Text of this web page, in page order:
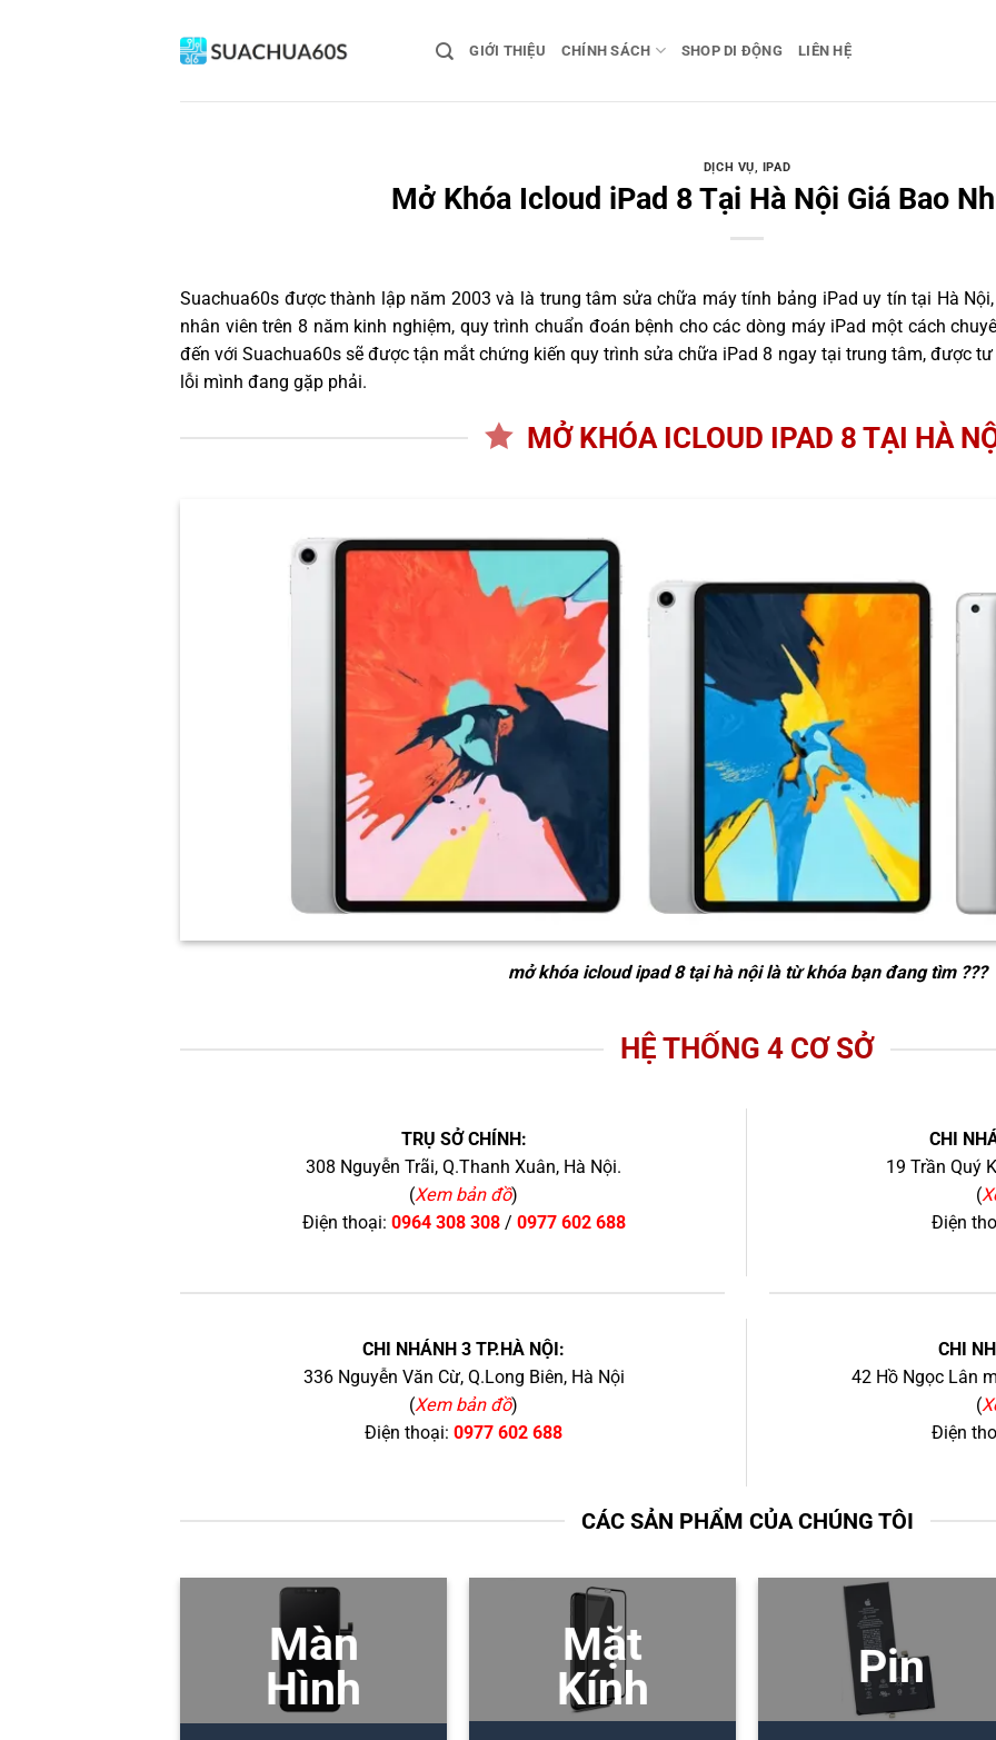
GIỚI THIỆU CHÍNH SÁCH SHOP DI ĐỘNG LIÊN HỆ
DỊCH VỤ, IPAD
Mở Khóa Icloud iPad 8 Tại Hà Nội Giá Bao
Suachua60s được thành lập năm 2003 và là trung tâm sửa chữa máy tính bảng iPad uy tín tại Hà
nhân viên trên 8 năm kinh nghiệm, quy trình chuẩn đoán bệnh cho các dòng máy iPad một cách
đến với Suachua60s sẽ được tận mắt chứng kiến quy trình sửa chữa iPad 8 ngay tại trung tâm, được
lỗi mình đang gặp phải.
MỞ KHÓA ICLOUD IPAD 8 TẠI HÀ
mở khóa icloud ipad 8 tại hà nộilà từ khóa bạn đang tìm ???
HỆ THỐNG 4 CƠ SỞ
TRỤ SỞ CHÍNH:
308 Nguyễn Trãi, Q.Thanh Xuân, Hà Nội.
(Xem bản đồ)
Điện thoại: 0964 308 308/ 0977 602 688
CHI
19 Trần Quý
(
Điện
CHI NHÁNH 3 TP.HÀ NỘI:
336 Nguyễn Văn Cừ, Q.Long Biên, Hà Nội
(Xem bản đồ)
Điện thoại: 0977 602 688
CHI
42 Hồ Ngọc Lân
(
Điện
CÁC SẢN PHẨM CỦA CHÚNG TÔI
Màn
Hình
Mặt
Kính
Pin